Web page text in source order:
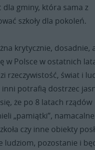
dla gminy, która sama z
szkoły dla pokoleń.
krytycznie, dosadnie,
w Polsce w ostatnich
rzeczywistość, świat i
inni potrafią dostrzec
że po 8 latach rządów
„pamiątki”, namacalne
czy inne obiekty
ludziom, pozostanie i